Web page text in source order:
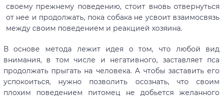
своему прежнему поведению, стоит вновь отвернуться
от нее и продолжать, пока собака не усвоит взаимосвязь
между своим поведением и реакцией хозяина.
В основе метода лежит идея о том, что любой вид
внимания, в том числе и негативного, заставляет пса
продолжать прыгать на человека. А чтобы заставить его
успокоиться, нужно позволить осознать, что своим
плохим поведением питомец не добьется желанного